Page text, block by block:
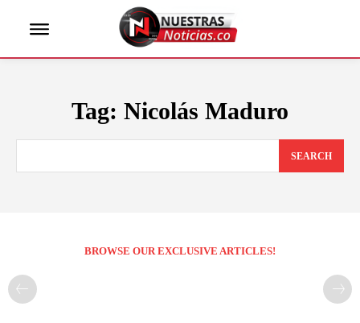
Tag: Nicolás Maduro
SEARCH
BROWSE OUR EXCLUSIVE ARTICLES!